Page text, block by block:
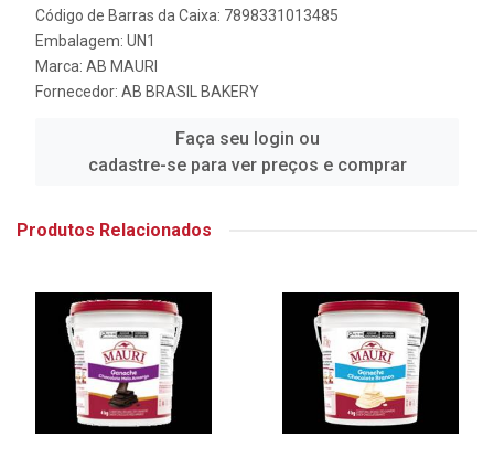
Código de Barras da Caixa: 7898331013485
Embalagem: UN1
Marca: AB MAURI
Fornecedor: AB BRASIL BAKERY
Faça seu login ou
cadastre-se para ver preços e comprar
Produtos Relacionados